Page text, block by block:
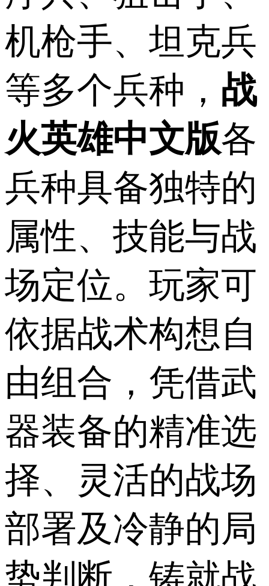
机枪手、坦克兵
等多个兵种， 战
火英雄中文版各
兵种具备独特的
属性、技能与战
场定位。玩家可
依据战术构想自
由组合，凭借武
器装备的精准选
择、灵活的战场
部署及冷静的局
势判断，铸就战